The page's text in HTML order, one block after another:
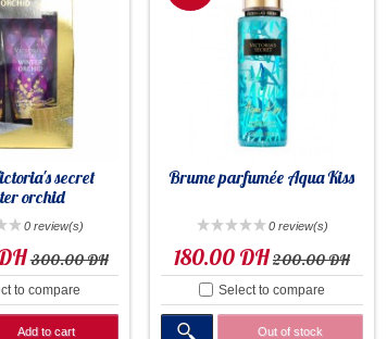
secret
orchid
0 review(s)
300.00 DH
to compare
Add to cart
Brume parfumée Aqua Kiss
0 review(s)
180.00 DH200.00 DH
Select to compare
Out of stock